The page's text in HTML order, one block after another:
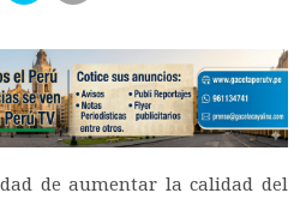
de aumentar la calidad del